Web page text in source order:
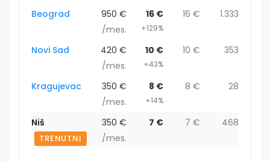
Beograd
950 €
/mes.
16 €
+129%
16 € 1.333
Novi Sad
420 €
/mes.
10 €
+43%
10 € 353
Kragujevac
350 €
/mes.
8 €
+14%
8 € 28
Niš
TRENUTNI
350 €
/mes.
7 € 7 € 468